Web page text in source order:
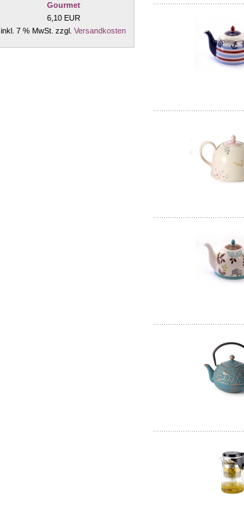
Gourmet
6,10 EUR
inkl. 7 % MwSt. zzgl. Versandkosten